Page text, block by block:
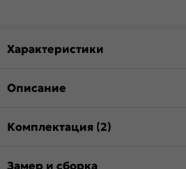
Характеристики
Описание
Комплектация (2)
Замер и сборка